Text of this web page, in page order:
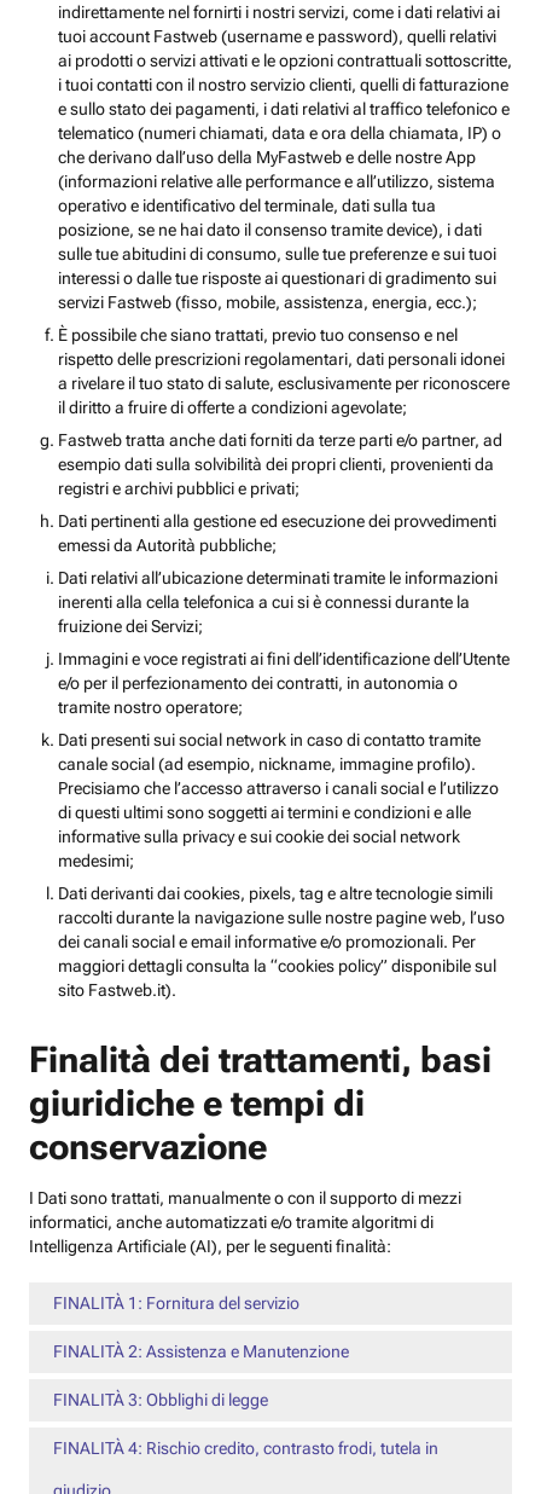
indirettamente nel fornirti i nostri servizi, come i dati relativi ai
tuoi account Fastweb (username e password), quelli relativi
ai prodotti o servizi attivati e le opzioni contrattuali sottoscritte,
i tuoi contatti con il nostro servizio clienti, quelli di fatturazione
e sullo stato dei pagamenti, i dati relativi al traffico telefonico e
telematico (numeri chiamati, data e ora della chiamata, IP) o
che derivano dall’uso della MyFastweb e delle nostre App
(informazioni relative alle performance e all’utilizzo, sistema
operativo e identificativo del terminale, dati sulla tua
posizione, se ne hai dato il consenso tramite device), i dati
sulle tue abitudini di consumo, sulle tue preferenze e sui tuoi
interessi o dalle tue risposte ai questionari di gradimento sui
servizi Fastweb (fisso, mobile, assistenza, energia, ecc.);
È possibile che siano trattati, previo tuo consenso e nel
rispetto delle prescrizioni regolamentari, dati personali idonei
a rivelare il tuo stato di salute, esclusivamente per riconoscere
il diritto a fruire di offerte a condizioni agevolate;
Fastweb tratta anche dati forniti da terze parti e/o partner, ad
esempio dati sulla solvibilità dei propri clienti, provenienti da
registri e archivi pubblici e privati;
Dati pertinenti alla gestione ed esecuzione dei provvedimenti
emessi da Autorità pubbliche;
Dati relativi all’ubicazione determinati tramite le informazioni
inerenti alla cella telefonica a cui si è connessi durante la
fruizione dei Servizi;
Immagini e voce registrati ai fini dell’identificazione dell’Utente
e/o per il perfezionamento dei contratti, in autonomia o
tramite nostro operatore;
Dati presenti sui social network in caso di contatto tramite
canale social (ad esempio, nickname, immagine profilo).
Precisiamo che l’accesso attraverso i canali social e l’utilizzo
di questi ultimi sono soggetti ai termini e condizioni e alle
informative sulla privacy e sui cookie dei social network
medesimi;
Dati derivanti dai cookies, pixels, tag e altre tecnologie simili
raccolti durante la navigazione sulle nostre pagine web, l’uso
dei canali social e email informative e/o promozionali. Per
maggiori dettagli consulta la “cookies policy” disponibile sul
sito Fastweb.it).
Finalità dei trattamenti, basi
giuridiche e tempi di
conservazione
I Dati sono trattati, manualmente o con il supporto di mezzi
informatici, anche automatizzati e/o tramite algoritmi di
Intelligenza Artificiale (AI), per le seguenti finalità:
FINALITÀ 1: Fornitura del servizio
FINALITÀ 2: Assistenza e Manutenzione
FINALITÀ 3: Obblighi di legge
FINALITÀ 4: Rischio credito, contrasto frodi, tutela in